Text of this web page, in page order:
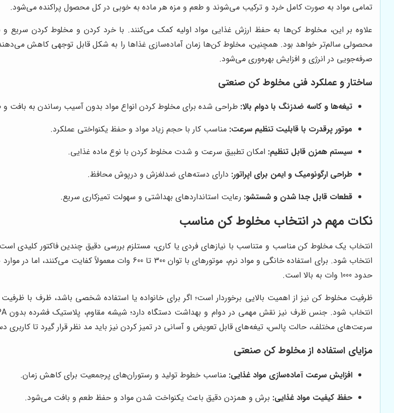
تمامی مواد به صورت کامل خرد و ترکیب می‌شوند و طعم و مزه هر ماده به خوبی در کل محصول پراکنده می‌شود.
علاوه بر این، مخلوط کن‌ها به حفظ ارزش غذایی مواد اولیه کمک می‌کنند. با خرد کردن و مخلوط کردن سریع و
محصولی سالم‌تر خواهد بود. همچنین، مخلوط کن‌ها زمان آماده‌سازی غذاها را به شکل قابل توجهی کاهش
صرفه‌جویی در انرژی و افزایش بهره‌وری می‌شود.
ساختار و عملکرد فنی مخلوط کن صنعتی
تیغه‌ها و کاسه ضدزنگ با دوام بالا: طراحی شده برای مخلوط کردن انواع مواد بدون آسیب رساندن به بافت
موتور پرقدرت با قابلیت تنظیم سرعت: مناسب کار با حجم زیاد مواد و حفظ یکنواختی عملکرد.
سیستم همزن قابل تنظیم: امکان تطبیق سرعت و شدت مخلوط کردن با نوع ماده غذایی.
طراحی ارگونومیک و ایمن برای اپراتور: دارای دسته‌های ضدلغزش و درپوش محافظ.
قطعات قابل جدا شدن و شستشو: رعایت استانداردهای بهداشتی و سهولت تمیزکاری سریع.
نکات مهم در انتخاب مخلوط کن مناسب
انتخاب یک مخلوط کن مناسب و متناسب با نیازهای فردی یا کاری، مستلزم بررسی دقیق چندین فاکتور کلیدی
انتخاب شود. برای استفاده خانگی و مواد نرم، موتورهای با
حدود 1000 وات به بالا است.
سرعت‌های مختلف، حالت پالس، تیغه‌های قابل تعویض و آسانی در تمیز کردن نیز باید مد نظر قرار گیرد تا کاربری
مزایای استفاده از مخلوط کن صنعتی
افزایش سرعت آماده‌سازی مواد غذایی: مناسب خطوط تولید و رستوران‌های پرجمعیت برای کاهش زمان.
حفظ کیفیت مواد غذایی: برش و همزدن دقیق باعث یکنواخت شدن مواد و حفظ طعم و بافت می‌شود.